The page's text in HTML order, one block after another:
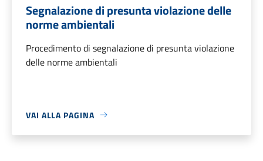
Segnalazione di presunta violazione delle
norme ambientali
Procedimento di segnalazione di presunta violazione
delle norme ambientali
VAI ALLA PAGINA